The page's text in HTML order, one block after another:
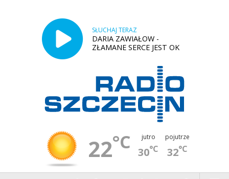
SŁUCHAJ TERAZ
DARIA ZAWIAŁOW -
ZŁAMANE SERCE JEST OK
22°C jutro
30°C
pojutrze
32°C